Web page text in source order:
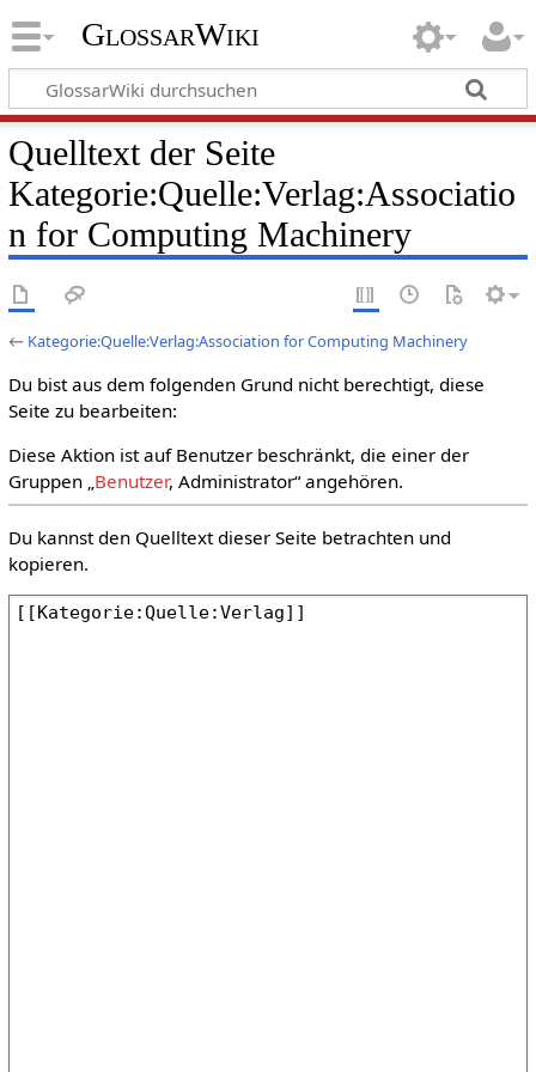
GlossarWiki
Quelltext der Seite
Kategorie:Quelle:Verlag:Associatio
n for Computing Machinery
← Kategorie:Quelle:Verlag:Association for Computing Machinery
Du bist aus dem folgenden Grund nicht berechtigt, diese
Seite zu bearbeiten:
Diese Aktion ist auf Benutzer beschränkt, die einer der
Gruppen „Benutzer, Administrator“ angehören.
Du kannst den Quelltext dieser Seite betrachten und
kopieren.